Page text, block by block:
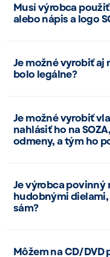
Musí výrobca použiť
alebo nápis a logo
Je možné vyrobiť aj
bolo legálne?
Je možné vyrobiť
nahlásiť ho na
odmeny, a tým ho
Je výrobca povinný
hudobnými
sám?
Môžem na CD/